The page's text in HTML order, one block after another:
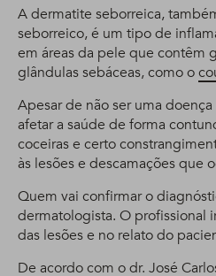
A dermatite seborreica,
seborreico, é um tipo de
em áreas da pele que contêm
glândulas sebáceas, como o
Apesar de não ser uma
afetar a saúde de forma
coceiras e certo
às lesões e descamações que
Quem vai confirmar o
dermatologista. O profissional
das lesões e no relato do
De acordo com o dr. José